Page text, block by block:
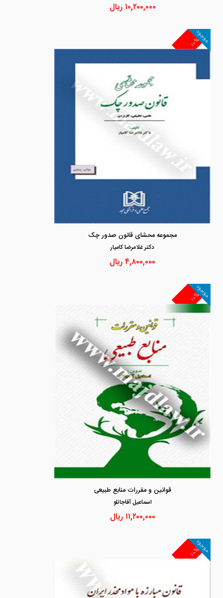
۱۰,۲۰۰,۰۰۰ ریال
۱۰%
موجود
مجموعه محشای قانون صدور چک
دكتر غلامرضا كاميار
۴,۸۰۰,۰۰۰ریال
۱۰%
موجود
قوانین و مقررات منابع طبیعی
اسماعيل آقاجانلو
۱۱,۲۰۰,۰۰۰ ریال
۱۰%
موجود